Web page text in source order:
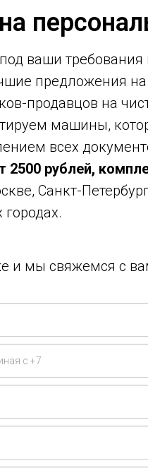
ваши
предложения
продавцов на
машины,
всех
2500 рублей,
Санкт-
и мы свяжемся с